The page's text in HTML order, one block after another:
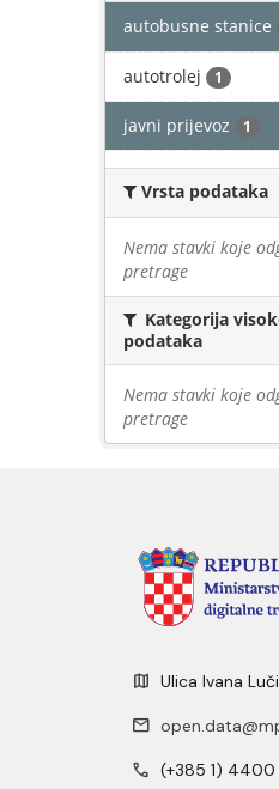
autobusne stanice
autotrolej 1
javni prijevoz 1
Vrsta podataka
Nema stavki koje
pretrage
Kategorija
podataka
Nema stavki koje
pretrage